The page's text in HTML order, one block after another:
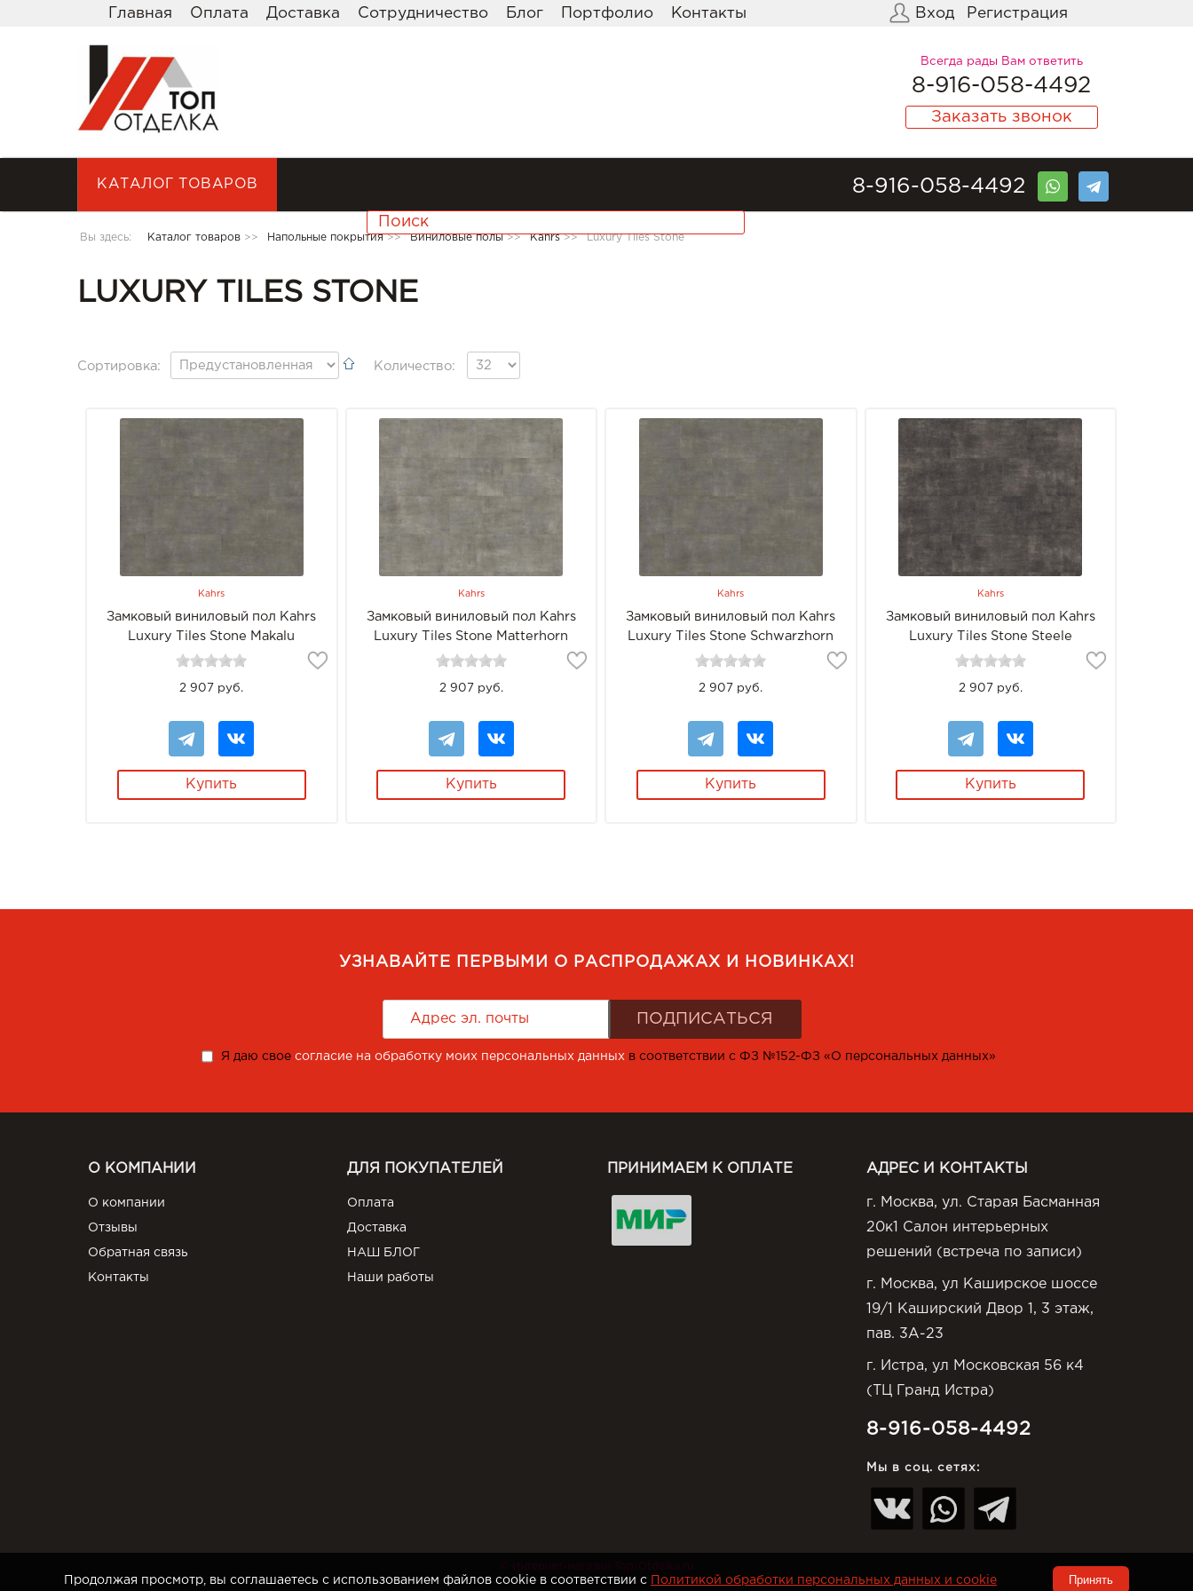
Главная Оплата Доставка Сотрудничество Блог Портфолио Контакты Вход Регистрация
Всегда рады Вам ответить
8-916-058-4492
Заказать звонок
КАТАЛОГ ТОВАРОВ 8-916-058-4492
Вы здесь: Каталог товаров >> Напольные покрытия >> Виниловые полы >> Kahrs >> Luxury Tiles Stone
LUXURY TILES STONE
Сортировка: Количество:
Kahrs
Замковый виниловый пол Kahrs
Luxury Tiles Stone Makalu
2 907 руб.
Купить
Kahrs
Замковый виниловый пол Kahrs
Luxury Tiles Stone Matterhorn
2 907 руб.
Купить
Kahrs
Замковый виниловый пол Kahrs
Luxury Tiles Stone Schwarzhorn
2 907 руб.
Купить
Kahrs
Замковый виниловый пол Kahrs
Luxury Tiles Stone Steele
2 907 руб.
Купить
УЗНАВАЙТЕ ПЕРВЫМИ О РАСПРОДАЖАХ И НОВИНКАХ!
Я даю свое согласие на обработку моих персональных данных в соответствии с ФЗ №152-ФЗ «О персональных данных»
О КОМПАНИИ
О компании
Отзывы
Обратная связь
Контакты
ДЛЯ ПОКУПАТЕЛЕЙ
Оплата
Доставка
НАШ БЛОГ
Наши работы
ПРИНИМАЕМ К ОПЛАТЕ АДРЕС И КОНТАКТЫ
г. Москва, ул. Старая Басманная
20к1 Салон интерьерных
решений (встреча по записи)
г. Москва, ул Каширское шоссе
19/1 Каширский Двор 1, 3 этаж,
пав. 3А-23
г. Истра, ул Московская 56 к4
(ТЦ Гранд Истра)
8-916-058-4492
Мы в соц. сетях:
© Интернет-магазин Top-Otdelka.ru
Продолжая просмотр, вы соглашаетесь с использованием файлов cookie в соответствии с Политикой обработки персональных данных и cookie Принять